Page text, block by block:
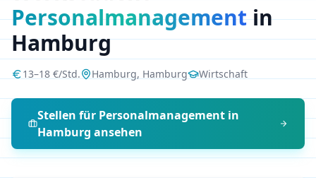
Personalmanagementin
Hamburg
13–18 €/Std. Hamburg, Hamburg Wirtschaft
Stellen für Personalmanagementin
Hamburg ansehen